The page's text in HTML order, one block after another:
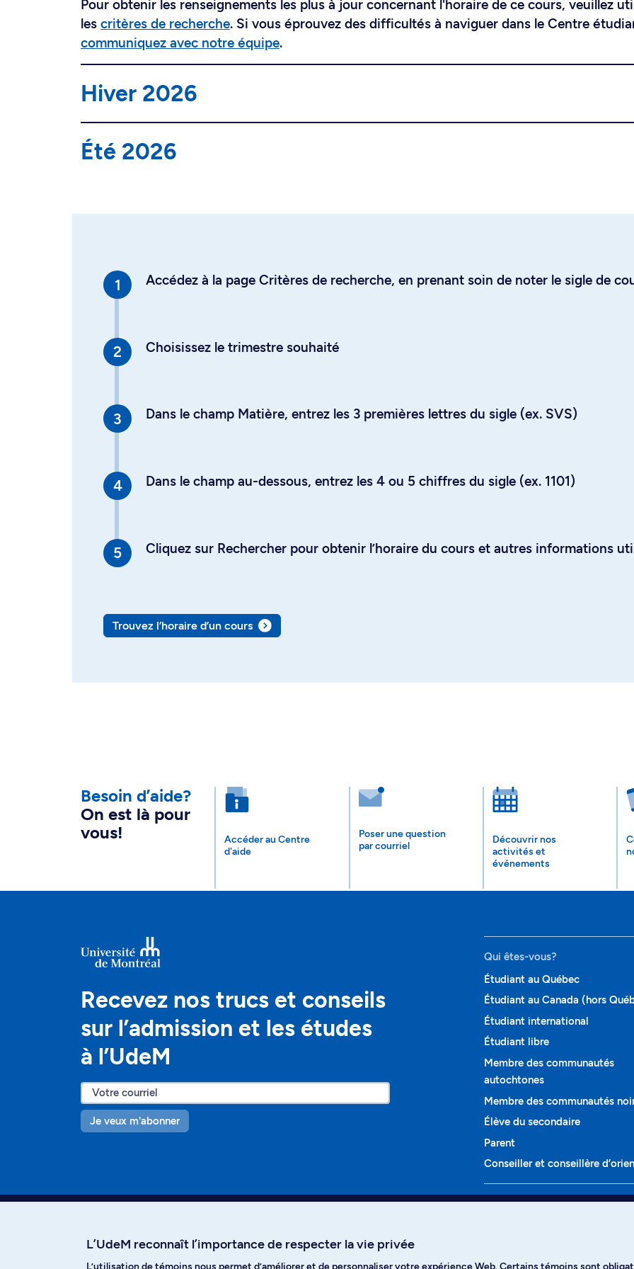
Pour obtenir les renseignements les plus à jour concernant l'horaire de ce cours, veuillez
les critères de recherche. Si vous éprouvez des difficultés à naviguer dans le Centre
communiquez avec notre équipe.
Hiver 2026
Été 2026
Accédez à la page Critères de recherche, en prenant soin de noter le sigle de
Choisissez le trimestre souhaité
Dans le champ Matière, entrez les 3 premières lettres du sigle (ex. SVS)
Dans le champ au-dessous, entrez les 4 ou 5 chiffres du sigle (ex. 1101)
Cliquez sur Rechercher pour obtenir l’horaire du cours et autres informations
Trouvez l’horaire d’un cours
Besoin d’aide?
On est là pour
vous!
Accéder au Centre
d'aide
Poser une question
par courriel
Découvrir nos
activités et
événements
Recevez nos trucs et conseils
sur l’admission et les études
à l’UdeM
Je veux m'abonner
Qui êtes-vous?
Étudiant au Québec
Étudiant au Canada (hors
Étudiant international
Étudiant libre
Membre des communautés
autochtones
Membre des communautés
Élève du secondaire
Parent
Conseiller et conseillère
Programmes et cours
L’UdeM reconnaît l’importance de respecter la vie privée
L’utilisation de témoins nous permet d’améliorer et de personnaliser votre expérience Web. Certains témoins sont